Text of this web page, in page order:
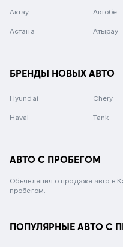
Актау Актобе
Астана Атырау
БРЕНДЫ НОВЫХ АВТО
Hyundai Chery
Haval Tank
АВТО С ПРОБЕГОМ
Объявления о продаже авто в
пробегом.
ПОПУЛЯРНЫЕ АВТО С